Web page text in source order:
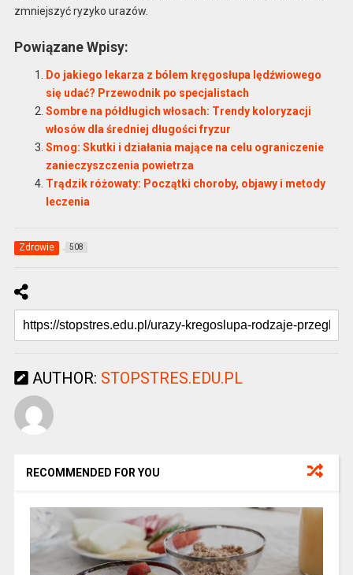
zmniejszyć ryzyko urazów.
Powiązane Wpisy:
Do jakiego lekarza z bólem kręgosłupa lędźwiowego
się udać? Przewodnik po specjalistach
Sombre na półdługich włosach: Trendy koloryzacji
włosów dla średniej długości fryzur
Smog: Skutki i działania mające na celu ograniczenie
zanieczyszczenia powietrza
Trądzik różowaty: Początki choroby, objawy i metody
leczenia
Zdrowie 508
AUTHOR: STOPSTRES.EDU.PL
RECOMMENDED FOR YOU